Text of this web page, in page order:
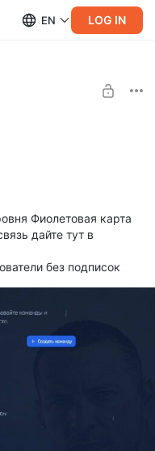
EN LOG IN
Фиолетовая карта
дайте тут в
без подписок